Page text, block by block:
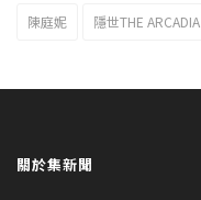
陳庭妮 隱世THE ARCADIA
關於集新聞